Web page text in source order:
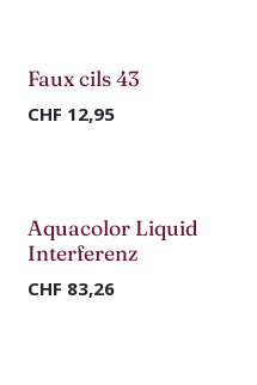
Nouveau !
Faux cils 43
CHF 12,95
-50%
Aquacolor Liquid
Interferenz
CHF 83,26